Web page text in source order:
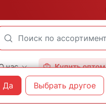
нас Купить оптом
Да Выбрать другое